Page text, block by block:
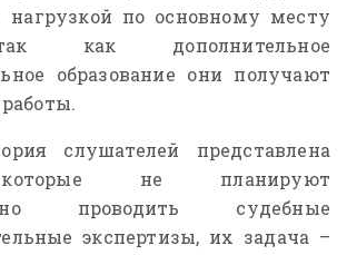
нагрузкой по основному месту
как дополнительное
образование они получают
слушателей представлена
не планируют
проводить судебные
экспертизы, их задача –